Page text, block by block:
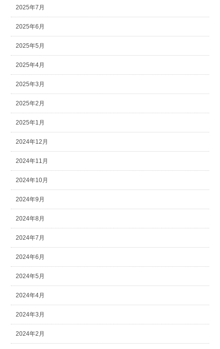
2025年7月
2025年6月
2025年5月
2025年4月
2025年3月
2025年2月
2025年1月
2024年12月
2024年11月
2024年10月
2024年9月
2024年8月
2024年7月
2024年6月
2024年5月
2024年4月
2024年3月
2024年2月